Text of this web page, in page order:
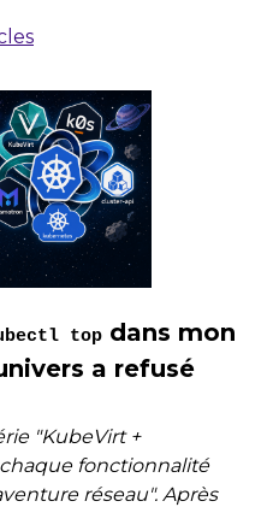
top dans mon
a refusé
"KubeVirt +
fonctionnalité
réseau". Après